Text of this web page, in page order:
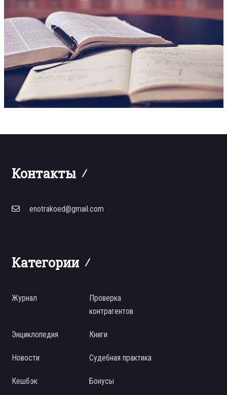
Контакты
enotrakoed@gmail.com
Категории
Журнал
Проверка
контрагентов
Энциклопедия Книги
Новости Судебная практика
Кешбэк Бонусы